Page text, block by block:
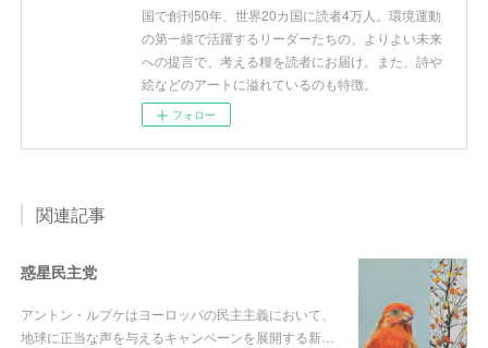
国で創刊50年、世界20カ国に読者4万人。環境運動
の第一線で活躍するリーダーたちの、よりよい未来
への提言で、考える糧を読者にお届け。また、詩や
絵などのアートに溢れているのも特徴。
フォロー
関連記事
惑星民主党
アントン・ルプケはヨーロッパの民主主義において、
地球に正当な声を与えるキャンペーンを展開する新…